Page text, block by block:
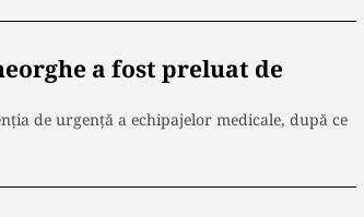
a fost preluat de
de urgență a echipajelor medicale, după ce